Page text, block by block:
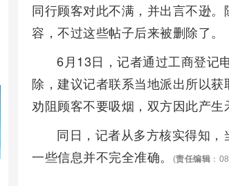
同行顾客对此不满，并出言不逊
容，不过这些帖子后来被删除了。
6月13日，记者通过工商登记
除，建议记者联系当地派出所以
劝阻顾客不要吸烟，双方因此产生
同日，记者从多方核实得知
一些信息并不完全准确。
(责任编辑 ：